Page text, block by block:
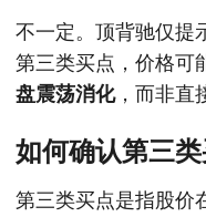
不一定。顶背驰仅提
第三类买点，价格可
盘震荡消化，而非直
如何确认第三类
第三类买点是指股价